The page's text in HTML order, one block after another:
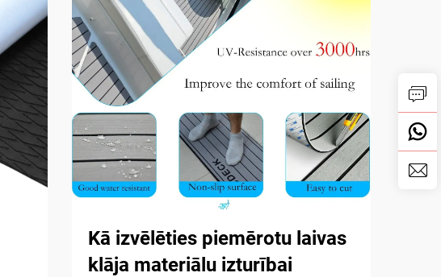
Kā izvēlēties piemērotu laivas
klāja materiālu izturībai